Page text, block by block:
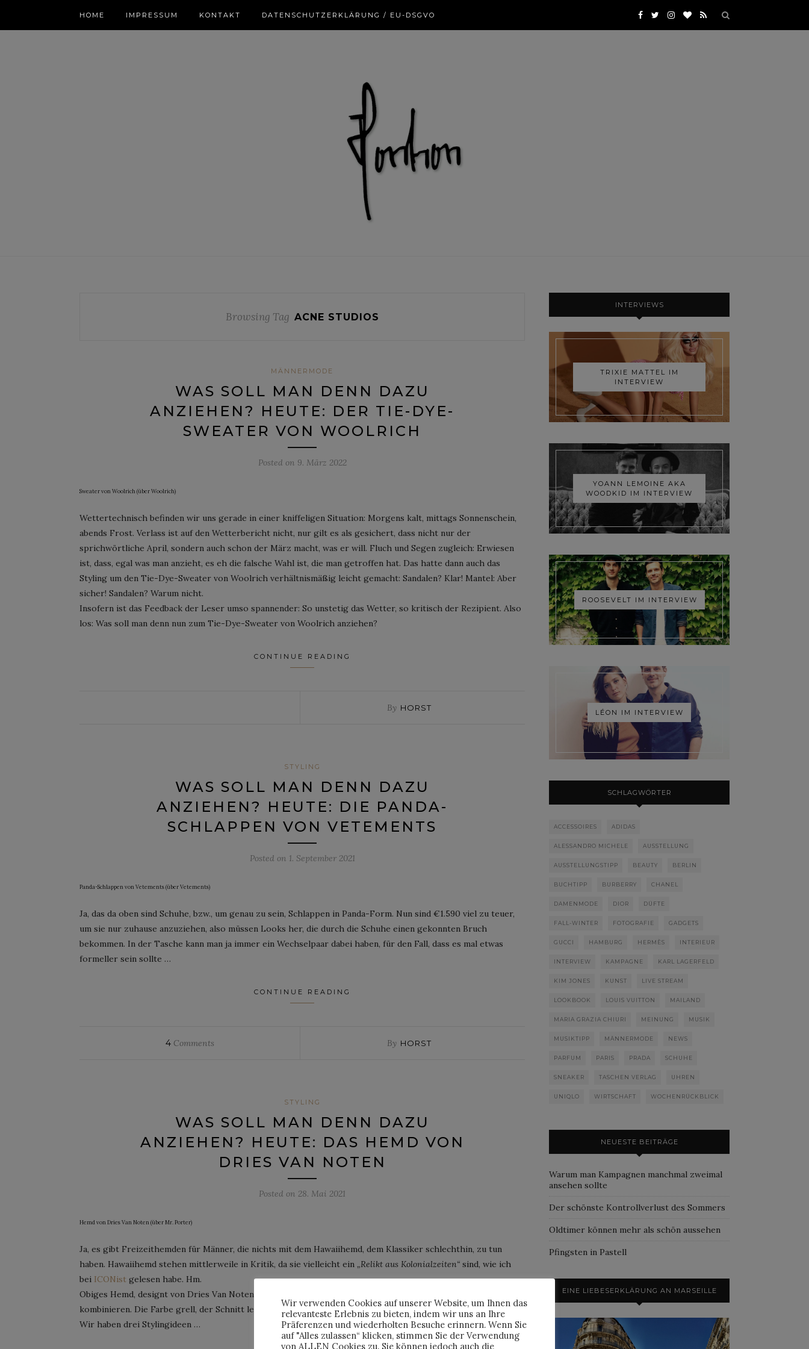
HOME IMPRESSUM KONTAKT DATENSCHUTZERKLÄRUNG / EU-DSGVO
Browsing Tag ACNE STUDIOS
MÄNNERMODE
WAS SOLL MAN DENN DAZU
ANZIEHEN? HEUTE: DER TIE-DYE-
SWEATER VON WOOLRICH
Posted on 9. März 2022
Sweater von Woolrich (über Woolrich)
Wettertechnisch befinden wir uns gerade in einer kniffeligen Situation: Morgens kalt, mittags Sonnenschein,
abends Frost. Verlass ist auf den Wetterbericht nicht, nur gilt es als gesichert, dass nicht nur der
sprichwörtliche April, sondern auch schon der März macht, was er will. Fluch und Segen zugleich: Erwiesen
ist, dass, egal was man anzieht, es eh die falsche Wahl ist, die man getroffen hat. Das hatte dann auch das
Styling um den Tie-Dye-Sweater von Woolrich verhältnismäßig leicht gemacht: Sandalen? Klar! Mantel: Aber
sicher! Sandalen? Warum nicht.
Insofern ist das Feedback der Leser umso spannender: So unstetig das Wetter, so kritisch der Rezipient. Also
los: Was soll man denn nun zum Tie-Dye-Sweater von Woolrich anziehen?
CONTINUE READING
By HORST
STYLING
WAS SOLL MAN DENN DAZU
ANZIEHEN? HEUTE: DIE PANDA-
SCHLAPPEN VON VETEMENTS
Posted on 1. September 2021
Panda-Schlappen von Vetements (über Vetements)
Ja, das da oben sind Schuhe, bzw., um genau zu sein, Schlappen in Panda-Form. Nun sind €1.590 viel zu teuer,
um sie nur zuhause anzuziehen, also müssen Looks her, die durch die Schuhe einen gekonnten Bruch
bekommen. In der Tasche kann man ja immer ein Wechselpaar dabei haben, für den Fall, dass es mal etwas
formeller sein sollte …
CONTINUE READING
4Comments By HORST
STYLING
WAS SOLL MAN DENN DAZU
ANZIEHEN? HEUTE: DAS HEMD VON
DRIES VAN NOTEN
Posted on 28. Mai 2021
Hemd von Dries Van Noten (über Mr. Porter)
Ja, es gibt Freizeithemden für Männer, die nichts mit dem Hawaiihemd, dem Klassiker schlechthin, zu tun
haben. Hawaiihemd stehen mittlerweile in Kritik, da sie vielleicht ein „Relikt aus Kolonialzeiten“ sind, wie ich
bei ICONist gelesen habe. Hm.
Obiges Hemd, designt von Dries Van Noten, ist da wesentlich unverfänglicher, aber nicht minder schwierig zu
kombinieren. Die Farbe grell, der Schnitt leger – das klingt spannend, doch was man denn dazu nur anziehen?
Wir haben drei Stylingideen …
INTERVIEWS
TRIXIE MATTEL IM
INTERVIEW
YOANN LEMOINE AKA
WOODKID IM INTERVIEW
ROOSEVELT IM INTERVIEW
LÉON IM INTERVIEW
SCHLAGWÖRTER
ACCESSOIRES ADIDAS
ALESSANDRO MICHELE AUSSTELLUNG
AUSSTELLUNGSTIPP BEAUTY BERLIN
BUCHTIPP BURBERRY CHANEL
DAMENMODE DIOR DÜFTE
FALL-WINTER FOTOGRAFIE GADGETS
GUCCI HAMBURG HERMÈS INTERIEUR
INTERVIEW KAMPAGNE KARL LAGERFELD
KIM JONES KUNST LIVE STREAM
LOOKBOOK LOUIS VUITTON MAILAND
MARIA GRAZIA CHIURI MEINUNG MUSIK
MUSIKTIPP MÄNNERMODE NEWS
PARFUM PARIS PRADA SCHUHE
SNEAKER TASCHEN VERLAG UHREN
UNIQLO WIRTSCHAFT WOCHENRÜCKBLICK
NEUESTE BEITRÄGE
Warum man Kampagnen manchmal zweimal
ansehen sollte
Der schönste Kontrollverlust des Sommers
Oldtimer können mehr als schön aussehen
Pfingsten in Pastell
EINE LIEBESERKLÄRUNG AN MARSEILLE
Wir verwenden Cookies auf unserer Website, um Ihnen das
relevanteste Erlebnis zu bieten, indem wir uns an Ihre
Präferenzen und wiederholten Besuche erinnern. Wenn Sie
auf "Alles zulassen“ klicken, stimmen Sie der Verwendung
von ALLEN Cookies zu. Sie können jedoch auch die